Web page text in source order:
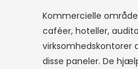
Kommercielle
caféer, hoteller,
virksomhedskontorer
disse paneler. De